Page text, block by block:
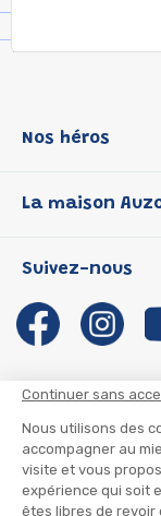
Continuer sans
Nous utilisons des
accompagner au
visite et vous
expérience qui soit
êtes libres de revoir
Nos héros
P'tit Loup
Les Influenceuses
Migali
Petite Taupe
La maison
Notre histoire
Auzou s'engage
Auteurs et
Suivre mon colis
Infos
Suivez-nous